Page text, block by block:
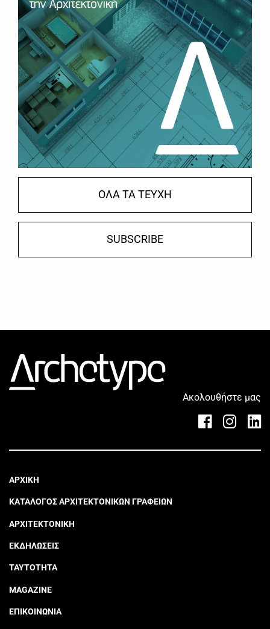
ΟΛΑ ΤΑ ΤΕΥΧΗ
SUBSCRIBE
Ακολουθήστε μας
ΑΡΧΙΚΗ
ΚΑΤΑΛΟΓΟΣ ΑΡΧΙΤΕΚΤΟΝΙΚΩΝ ΓΡΑΦΕΙΩΝ
ΑΡΧΙΤΕΚΤΟΝΙΚΗ
ΕΚΔΗΛΩΣΕΙΣ
ΤΑΥΤΟΤΗΤΑ
MAGAZINE
ΕΠΙΚΟΙΝΩΝΙΑ